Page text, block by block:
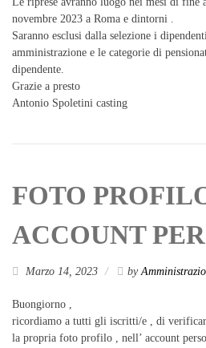
novembre 2023 a Roma e dintorni .
Saranno esclusi dalla selezione i
amministrazione e le categorie di
dipendente.
Grazie a presto
Antonio Spoletini casting
FOTO
ACCOUNT
Marzo 14, 2023 by
Buongiorno ,
ricordiamo a tutti gli iscritti/e , di
la propria foto profilo , nell’ account